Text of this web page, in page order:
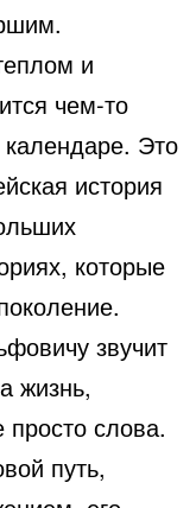
и
чем-то
Это
история
которые
звучит
жизнь,
просто слова.
путь,